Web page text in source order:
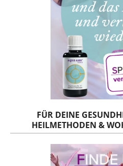
FÜR DEINE
HEILMETHODEN &